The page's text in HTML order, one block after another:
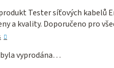
Tester síťových kabelů
a kvality. Doporučeno pro
vyprodána…